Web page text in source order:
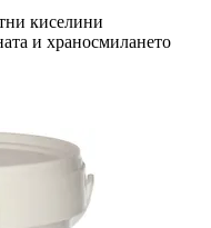
киселини
и храносмилането